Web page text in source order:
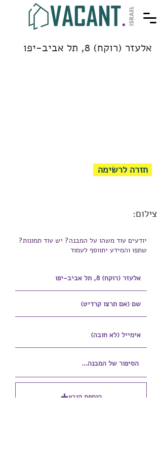
אלעזר (רוקח) 8, תל אביב-יפו
חזרה לרשימה
צילום:
יודעים עוד משהו על המבנה? יש עוד תמונות?
שתפו והמידע יתווסף לעמוד
הוספת קובץ